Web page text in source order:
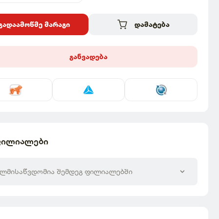
მარაგი დამატება
განვადება
შემდეგ ფილიალებში